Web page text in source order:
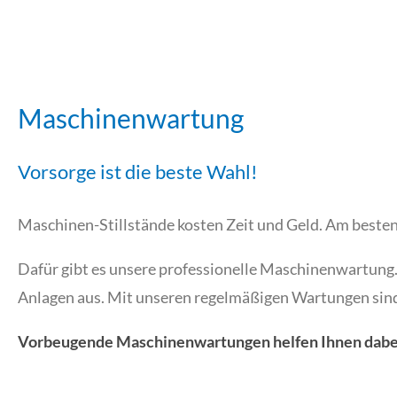
Maschinenwartung
Vorsorge ist die beste Wahl!
Maschinen-Stillstände kosten Zeit und Geld. Am
Dafür gibt es unsere professionelle
Anlagen aus. Mit unseren regelmäßigen Wartungen
Vorbeugende Maschinenwartungen helfen Ihnen